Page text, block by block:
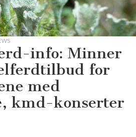
info: Minner
for
med
kmd-konserter